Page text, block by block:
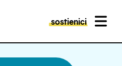
sostienici MENU